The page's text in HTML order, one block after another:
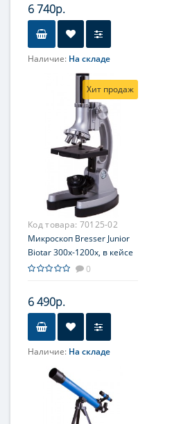
6 740р.
Наличие: На складе
Хит продаж
Код товара: 70125-02
Микроскоп Bresser Junior
Biotar 300x-1200x, в кейсе
0
6 490р.
Наличие: На складе
4x; 10x; 40x
Увеличение, крат
300; 600; 1200